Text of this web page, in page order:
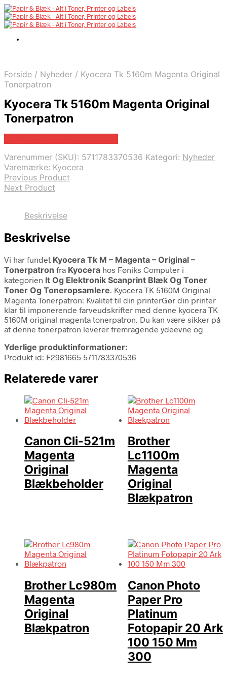
Forside / Nyheder / Kyocera Tk 5160m Magenta Original
Tonerpatron
Kyocera Tk 5160m Magenta Original
Tonerpatron
Varenummer (SKU): 5711783370536 Kategori: Nyheder
Varemærke: Kyocera
Previous Product
Next Product
Beskrivelse
Beskrivelse
Vi har fundet Kyocera Tk M – Magenta – Original –
Tonerpatron fra Kyocera hos Føniks Computer i
kategorien It Og Elektronik Scanprint Blæk Og Toner
Toner Og Toneropsamlere. Kyocera TK 5160M Original
Magenta Tonerpatron: Kvalitet til din printerGør din printer
klar til imponerende farveudskrifter med denne kyocera TK
5160M original magenta tonerpatron. Du kan være sikker på
at denne tonerpatron leverer fremragende ydeevne og
Yderlige produktinformationer:
Produkt id: F2981665 5711783370536
Relaterede varer
Canon Cli-521m
Magenta
Original
Blækbeholder
Brother
Lc1100m
Magenta
Original
Blækpatron
Brother Lc980m
Magenta
Original
Blækpatron
Canon Photo
Paper Pro
Platinum
Fotopapir 20 Ark
100 150 Mm
300